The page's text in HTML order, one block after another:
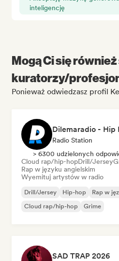
inteligencję
Mogą Ci się
kuratorzy/
Ponieważ odwiedzasz profil
Dilemaradio - Hip
Radio Station
> 6300 udzielonych
Cloud rap/hip-hopDrill/Jersey
Rap w języku angielskim
Wyemituj artystów w radio
Drill/Jersey Hip-hop Rap w
Cloud rap/hip-hop
Grime
SAD TRAP 2026